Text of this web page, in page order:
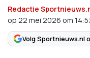
Redactie
op 22 mei 2026 om
Volg Sportnieuws.nl